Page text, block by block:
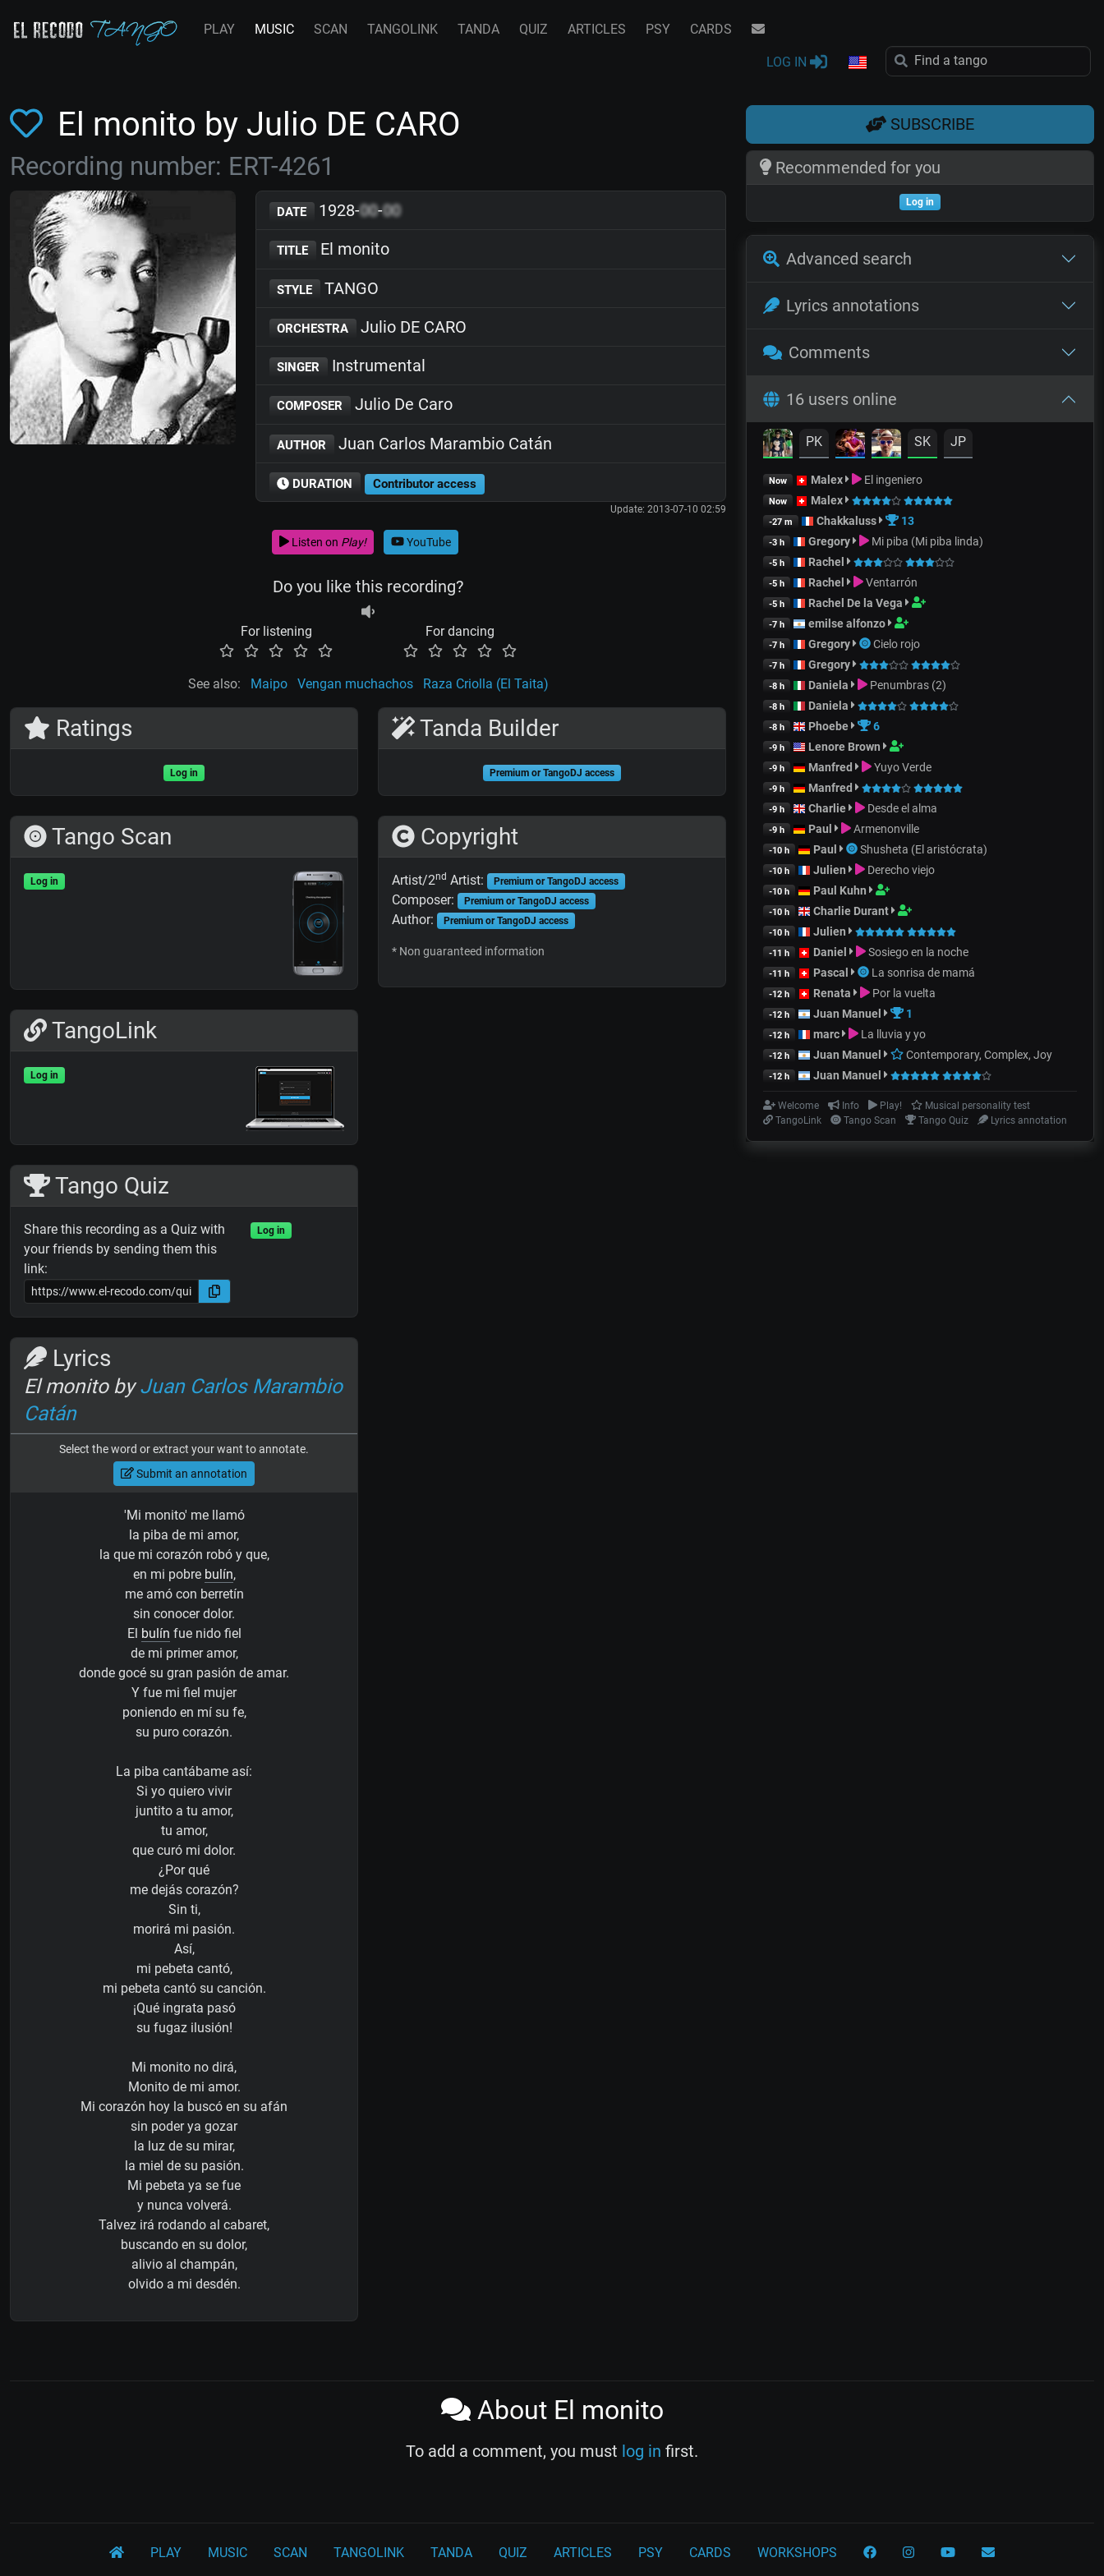
PLAY MUSIC SCAN TANGOLINK TANDA QUIZ ARTICLES PSY CARDS
LOG IN
El monito by Julio DE CARO
Recording number: ERT-4261
DATE 1928-00-00
TITLE El monito
STYLE TANGO
ORCHESTRA Julio DE CARO
SINGER Instrumental
COMPOSER Julio De Caro
AUTHOR Juan Carlos Marambio Catán
DURATION Contributor access
Update: 2013-07-10 02:59
Listen on Play! YouTube
Do you like this recording?
For listening For dancing
See also: Maipo Vengan muchachos Raza Criolla (El Taita)
Ratings
Log in
Tango Scan
Log in
TangoLink
Log in
Tango Quiz
Share this recording as a Quiz with
your friends by sending them this
link:
Log in
Lyrics
El monito byJuan Carlos Marambio
Catán
Select the word or extract your want to annotate.
Submit an annotation
'Mi monito' me llamó
la piba de mi amor,
la que mi corazón robó y que,
en mi pobre bulín,
me amó con berretín
sin conocer dolor.
El bulín fue nido fiel
de mi primer amor,
donde gocé su gran pasión de amar.
Y fue mi fiel mujer
poniendo en mí su fe,
su puro corazón.
La piba cantábame así:
Si yo quiero vivir
juntito a tu amor,
tu amor,
que curó mi dolor.
¿Por qué
me dejás corazón?
Sin ti,
morirá mi pasión.
Así,
mi pebeta cantó,
mi pebeta cantó su canción.
¡Qué ingrata pasó
su fugaz ilusión!
Mi monito no dirá,
Monito de mi amor.
Mi corazón hoy la buscó en su afán
sin poder ya gozar
la luz de su mirar,
la miel de su pasión.
Mi pebeta ya se fue
y nunca volverá.
Talvez irá rodando al cabaret,
buscando en su dolor,
alivio al champán,
olvido a mi desdén.
Tanda Builder
Premium or TangoDJ access
Copyright
Artist/2nd Artist: Premium or TangoDJ access
Composer: Premium or TangoDJ access
Author: Premium or TangoDJ access
* Non guaranteed information
SUBSCRIBE
Recommended for you
Log in
Advanced search
Lyrics annotations
Comments
16 users online
PK SK JP
Now Malex El ingeniero
Now Malex
-27 m Chakkaluss 13
-3 h Gregory Mi piba (Mi piba linda)
-5 h Rachel
-5 h Rachel Ventarrón
-5 h Rachel De la Vega
-7 h emilse alfonzo
-7 h Gregory Cielo rojo
-7 h Gregory
-8 h Daniela Penumbras (2)
-8 h Daniela
-8 h Phoebe 6
-9 h Lenore Brown
-9 h Manfred Yuyo Verde
-9 h Manfred
-9 h Charlie Desde el alma
-9 h Paul Armenonville
-10 h Paul Shusheta (El aristócrata)
-10 h Julien Derecho viejo
-10 h Paul Kuhn
-10 h Charlie Durant
-10 h Julien
-11 h Daniel Sosiego en la noche
-11 h Pascal La sonrisa de mamá
-12 h Renata Por la vuelta
-12 h Juan Manuel 1
-12 h marc La lluvia y yo
-12 h Juan Manuel Contemporary, Complex, Joy
-12 h Juan Manuel
Welcome Info Play!
Musical personality test
TangoLink
Tango Scan Tango Quiz Lyrics annotation
About El monito
To add a comment, you must log in first.
PLAY MUSIC SCAN TANGOLINK TANDA QUIZ ARTICLES PSY CARDS WORKSHOPS